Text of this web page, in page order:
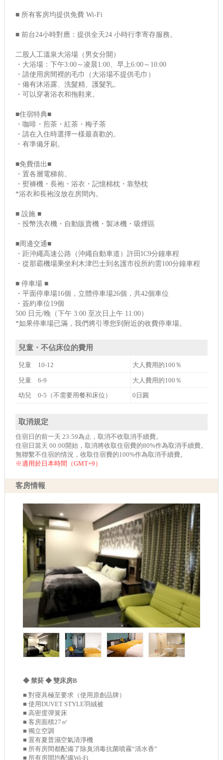
■ 所有客房均提供免費 Wi-Fi
■ 前台24小時對應：提供全天24 小時行李寄存服務。
二股人工溫泉大浴場（男女分開）
・大浴場：下午3:00～凌晨1:00、早上6:00～10:00
・請使用房間裡的毛巾（大浴場不提供毛巾）
・備有沐浴露、洗髮精、護髮乳。
・可以穿著浴衣和拖鞋來。
■住宿特典■
・咖啡・煎茶・紅茶・梅子茶
・請在入住時選擇一樣最喜歡的。
・有準備牙刷。
■免費借出■
・置各層電梯前。
・熨褲機・長袍・浴衣・記憶棉枕・靠墊枕
*浴衣和長袍沒放在房間內。
■ 設施 ■
・投幣洗衣機・自動販賣機・製冰機・吸煙區
■周邊交通■
・距沖繩高速公路（沖繩自動車道）許田IC9分鐘車程
・從那霸機場乘坐利木津巴士到名護市役所約需100分鐘車程
■ 停車場 ■
・平面停車場16個，立體停車場26個，共42個車位
・簽約車位19個
500 日元/晚（下午 3:00 至次日上午 11:00）
*如果停車場已滿，我們將引導您到附近的收費停車場。
兒童・不佔床位的費用
兒童 10-12 大人費用的100％
兒童 6-9 大人費用的100％
幼兒 0-5（不需要用餐和床位） 0日圓
取消規定
住宿日的前一天 23:59為止，取消不收取消手續費。
住宿日當天 00:00開始，取消將收取住宿費的80%作為取消手續費。
無聯繫不住宿的情況，收取住宿費的100%作為取消手續費。
※適用於日本時間（GMT+9）
客房情報
◆ 禁菸 ◆ 雙床房B
■ 對寑具極至要求（使用原創品牌）
■ 使用DUVET STYLE羽絨被
■ 高密度彈簧床
■ 客房面積27㎡
■ 獨立空調
■ 置有夏普濕空氣清淨機
■ 所有房間都配備了除臭消毒抗菌噴霧“清水香”
■ 所有房間均配備Wi-Fi